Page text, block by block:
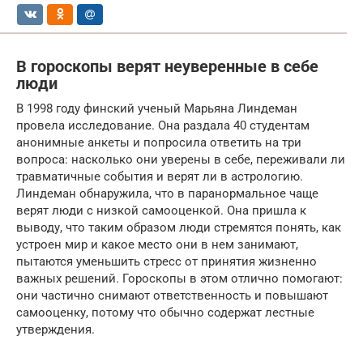
В гороскопы верят неуверенные в себе
люди
В 1998 году финский ученый Марьяна Линдеман
провела исследование. Она раздала 40 студентам
анонимные анкеты и попросила ответить на три
вопроса: насколько они уверены в себе, переживали ли
травматичные события и верят ли в астрологию.
Линдеман обнаружила, что в паранормальное чаще
верят люди с низкой самооценкой. Она пришла к
выводу, что таким образом люди стремятся понять, как
устроен мир и какое место они в нем занимают,
пытаются уменьшить стресс от принятия жизненно
важных решений. Гороскопы в этом отлично помогают:
они частично снимают ответственность и повышают
самооценку, потому что обычно содержат лестные
утверждения.